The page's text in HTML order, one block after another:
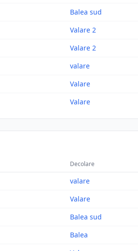
Balea sud
Valare 2
Valare 2
valare
Valare
Valare
Decolare
valare
Valare
Balea sud
Balea